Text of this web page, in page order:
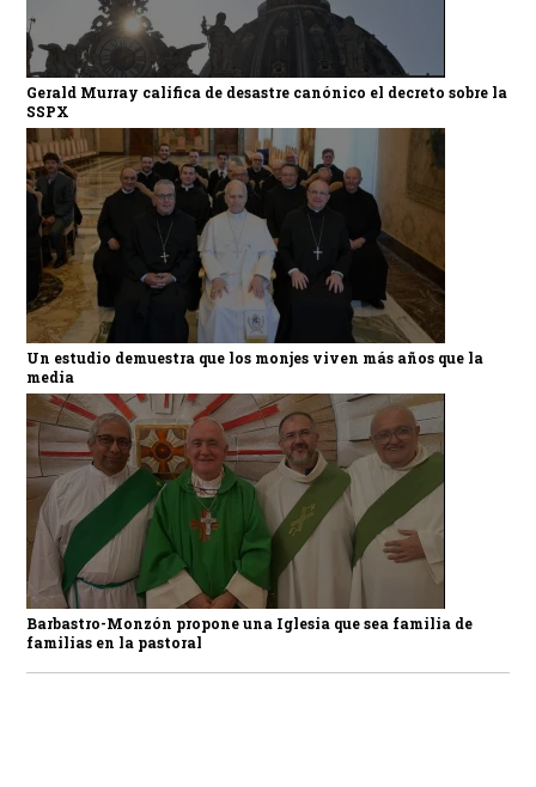
Gerald Murray califica de desastre canónico el decreto sobre la
SSPX
Un estudio demuestra que los monjes viven más años que la
media
Barbastro-Monzón propone una Iglesia que sea familia de
familias en la pastoral